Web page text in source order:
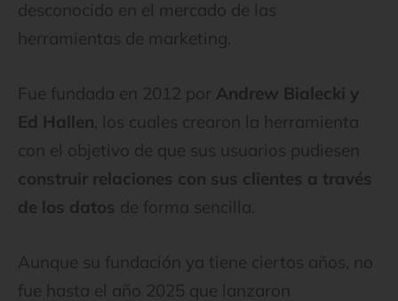
desconocido en el mercado de las
herramientas de marketing.
Fue fundada en 2012 por Andrew Bialecki y
Ed Hallen, los cuales crearon la herramienta
con el objetivo de que sus usuarios pudiesen
construir relaciones con sus clientes a través
de los datos de forma sencilla.
Aunque su fundación ya tiene ciertos años, no
fue hasta el año 2025 que lanzaron